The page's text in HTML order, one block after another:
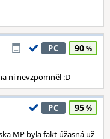
PC 90
ni nevzpomněl :D
PC 95
MP byla fakt úžasná už